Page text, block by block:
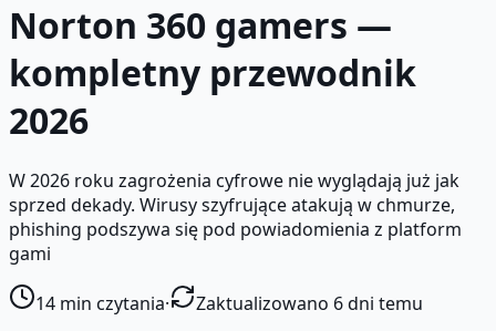
Norton 360 gamers —
kompletny przewodnik
2026
W 2026 roku zagrożenia cyfrowe nie wyglądają już jak
sprzed dekady. Wirusy szyfrujące atakują w chmurze,
phishing podszywa się pod powiadomienia z platform
gami
14 min czytania·
Zaktualizowano 6 dni temu